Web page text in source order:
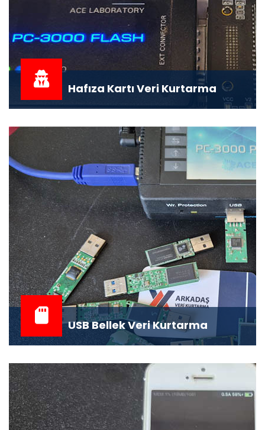
Hafıza Kartı Veri Kurtarma
Garantili Sonuçlar İster profesyone...
USB Bellek Veri Kurtarma
depolama araçları olan USB bellekl...